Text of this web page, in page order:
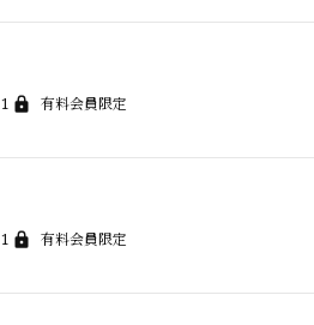
1 有料会員限定
1 有料会員限定